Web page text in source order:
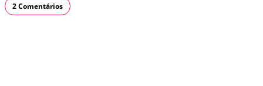
2 Comentários